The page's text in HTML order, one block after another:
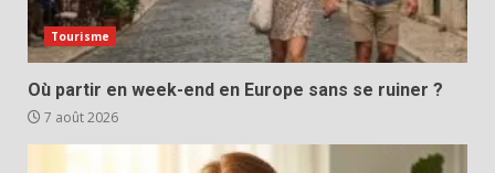
Tourisme
Où partir en week-end en Europe sans se ruiner ?
7 août 2026